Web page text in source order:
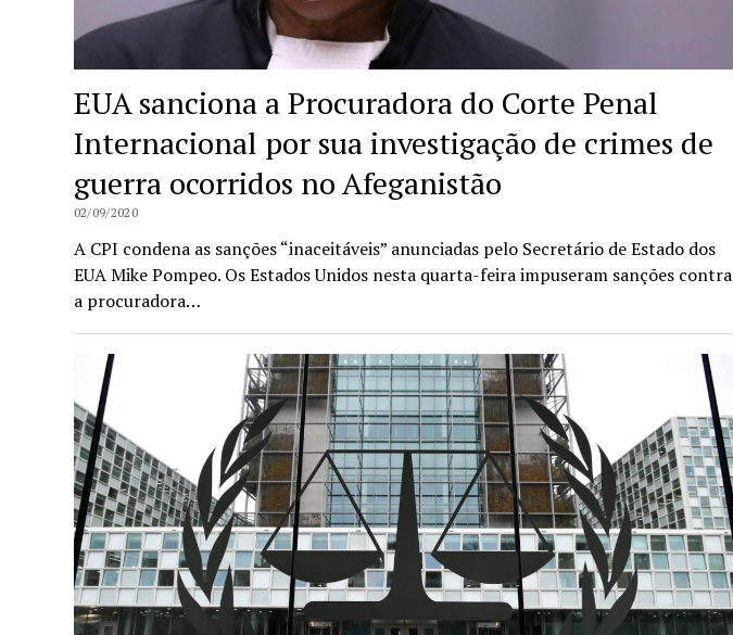
EUA sanciona a Procuradora do Corte Penal
Internacional por sua investigação de crimes de
guerra ocorridos no Afeganistão
02/09/2020
A CPI condena as sanções “inaceitáveis” anunciadas pelo Secretário de Estado dos
EUA Mike Pompeo. Os Estados Unidos nesta quarta-feira impuseram sanções contra
a procuradora…